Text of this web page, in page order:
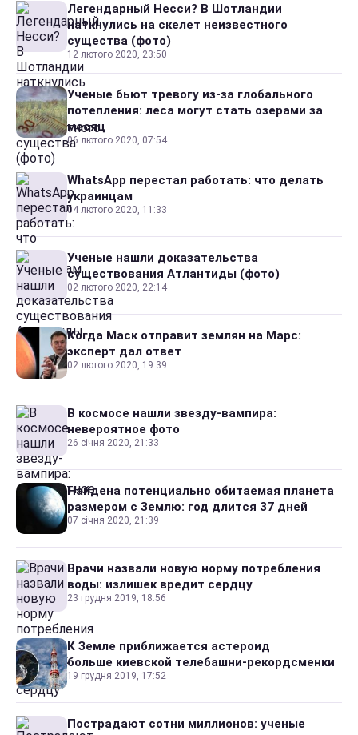
Легендарный Несси? В Шотландии
наткнулись на скелет неизвестного
существа (фото)
12 лютого 2020, 23:50
Ученые бьют тревогу из-за глобального
потепления: леса могут стать озерами за
месяц
06 лютого 2020, 07:54
WhatsApp перестал работать: что делать
украинцам
04 лютого 2020, 11:33
Ученые нашли доказательства
существования Атлантиды (фото)
02 лютого 2020, 22:14
Когда Маск отправит землян на Марс:
эксперт дал ответ
02 лютого 2020, 19:39
В космосе нашли звезду-вампира:
невероятное фото
26 січня 2020, 21:33
Найдена потенциально обитаемая планета
размером с Землю: год длится 37 дней
07 січня 2020, 21:39
Врачи назвали новую норму потребления
воды: излишек вредит сердцу
23 грудня 2019, 18:56
К Земле приближается астероид
больше киевской телебашни-рекордсменки
19 грудня 2019, 17:52
Пострадают сотни миллионов: ученые